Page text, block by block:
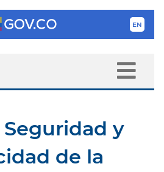
Seguridad y
de la